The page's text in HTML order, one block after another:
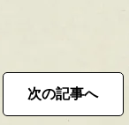
次の記事へ